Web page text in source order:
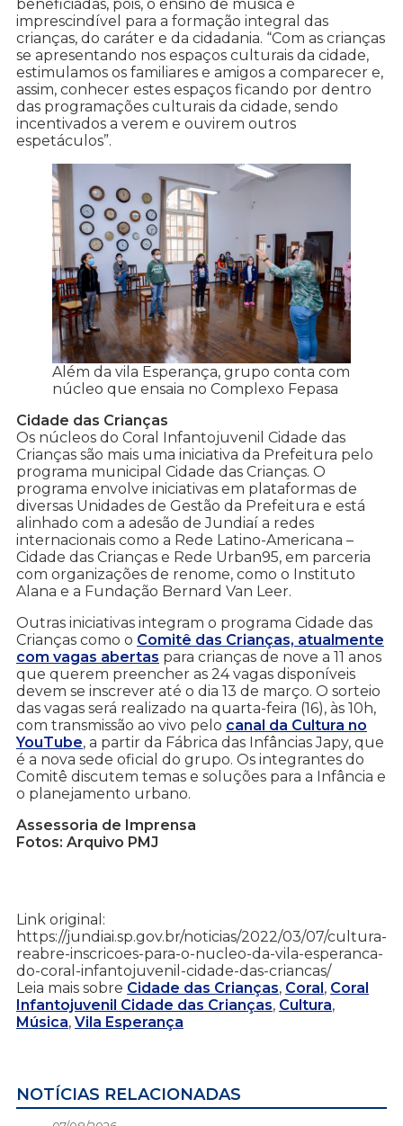
beneficiadas, pois, o ensino de música é
imprescindível para a formação integral das
crianças, do caráter e da cidadania. “Com as crianças
se apresentando nos espaços culturais da cidade,
estimulamos os familiares e amigos a comparecer e,
assim, conhecer estes espaços ficando por dentro
das programações culturais da cidade, sendo
incentivados a verem e ouvirem outros
espetáculos”.
Além da vila Esperança, grupo conta com
núcleo que ensaia no Complexo Fepasa
Cidade das Crianças
Os núcleos do Coral Infantojuvenil Cidade das
Crianças são mais uma iniciativa da Prefeitura pelo
programa municipal Cidade das Crianças. O
programa envolve iniciativas em plataformas de
diversas Unidades de Gestão da Prefeitura e está
alinhado com a adesão de Jundiaí a redes
internacionais como a Rede Latino-Americana –
Cidade das Crianças e Rede Urban95, em parceria
com organizações de renome, como o Instituto
Alana e a Fundação Bernard Van Leer.
Outras iniciativas integram o programa Cidade das
Crianças como o Comitê das Crianças, atualmente
com vagas abertas para crianças de nove a 11 anos
que querem preencher as 24 vagas disponíveis
devem se inscrever até o dia 13 de março. O sorteio
das vagas será realizado na quarta-feira (16), às 10h,
com transmissão ao vivo pelo canal da Cultura no
YouTube, a partir da Fábrica das Infâncias Japy, que
é a nova sede oficial do grupo. Os integrantes do
Comitê discutem temas e soluções para a Infância e
o planejamento urbano.
Assessoria de Imprensa
Fotos: Arquivo PMJ
Link original:
https://jundiai.sp.gov.br/noticias/2022/03/07/cultura-
reabre-inscricoes-para-o-nucleo-da-vila-esperanca-
do-coral-infantojuvenil-cidade-das-criancas/
Leia mais sobre Cidade das Crianças, Coral, Coral
Infantojuvenil Cidade das Crianças, Cultura,
Música, Vila Esperança
NOTÍCIAS RELACIONADAS